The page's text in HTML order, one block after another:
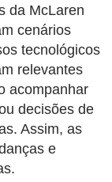
da McLaren
cenários
tecnológicos
relevantes
acompanhar
decisões de
Assim, as
e